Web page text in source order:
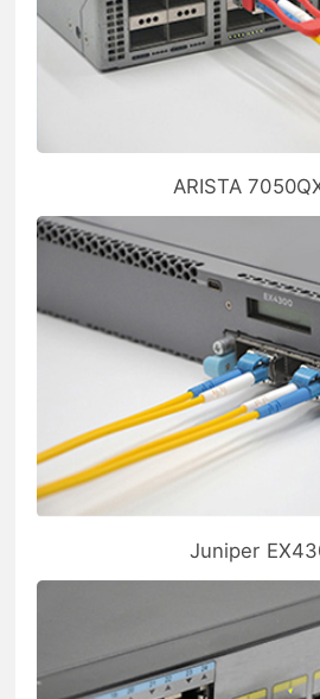
ARISTA
Juniper